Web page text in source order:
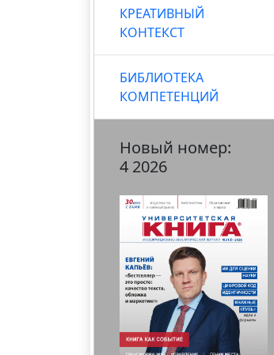
КРЕАТИВНЫЙ
КОНТЕКСТ
БИБЛИОТЕКА
КОМПЕТЕНЦИЙ
Новый номер:
4 2026